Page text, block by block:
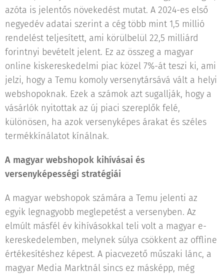
azóta is jelentős növekedést mutat. A 2024-es első
negyedév adatai szerint a cég több mint 1,5 millió
rendelést teljesített, ami körülbelül 22,5 milliárd
forintnyi bevételt jelent. Ez az összeg a magyar
online kiskereskedelmi piac közel 7%-át teszi ki, ami
jelzi, hogy a Temu komoly versenytársává vált a helyi
webshopoknak. Ezek a számok azt sugallják, hogy a
vásárlók nyitottak az új piaci szereplők felé,
különösen, ha azok versenyképes árakat és széles
termékkínálatot kínálnak.
A magyar webshopok kihívásai és
versenyképességi stratégiái
A magyar webshopok számára a Temu jelenti az
egyik legnagyobb meglepetést a versenyben. Az
elmúlt másfél év kihívásokkal teli volt a magyar e-
kereskedelemben, melynek súlya csökkent az offline
értékesítéshez képest. A piacvezető műszaki lánc, a
magyar Media Marktnál sincs ez másképp, még